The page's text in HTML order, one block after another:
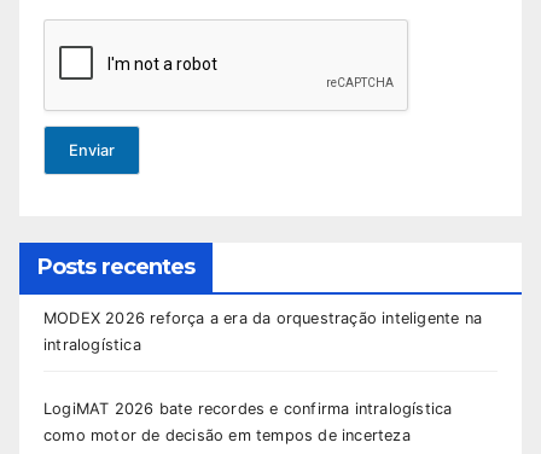
Enviar
Posts recentes
MODEX 2026 reforça a era da orquestração inteligente na
intralogística
LogiMAT 2026 bate recordes e confirma intralogística
como motor de decisão em tempos de incerteza